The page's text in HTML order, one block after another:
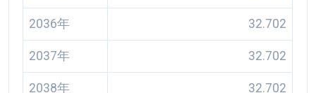
2036年 32.702
2037年 32.702
2038年 32.702